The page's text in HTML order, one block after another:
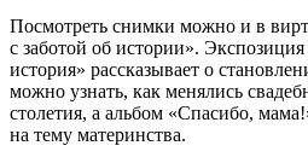
Посмотреть снимки можно и в
с заботой об истории».
история» рассказывает о
можно узнать, как менялись
столетия, а альбом «Спасибо,
на тему материнства.